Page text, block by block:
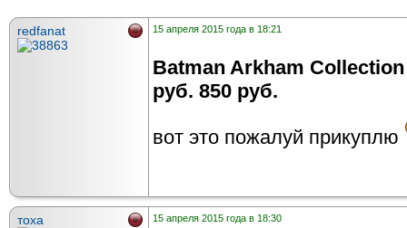
redfanat 15 апреля 2015 года в 18:21
Batman Arkham
руб. 850 руб.
вот это пожалуй прикуплю
тоха 15 апреля 2015 года в 18:30